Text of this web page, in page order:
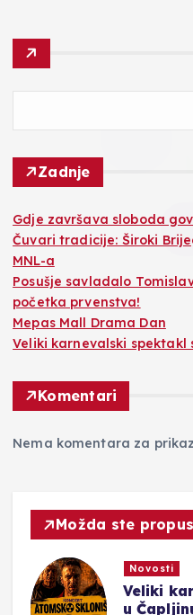
Zadnje
Gdje završava sloboda
Čuvari tradicije: Široki
MNL-a
Posušje savladalo
početka prvenstva!
Mepas Mall Drama Dan
Veliki karnevalski spektakl
Komentari
Nema komentara za
Možda ste
Novosti
Veliki
u